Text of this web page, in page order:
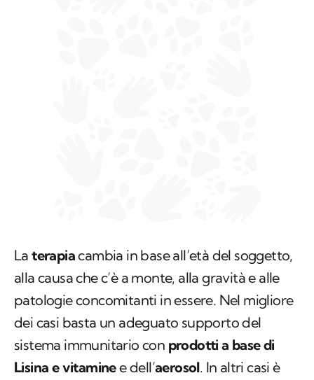
Laterapiacambia in base all’età del soggetto,
alla causa che c’è a monte, alla gravità e alle
patologie concomitanti in essere. Nel migliore
dei casi basta un adeguato supporto del
sistema immunitario con prodotti a base di
Lisina e vitaminee dell’aerosol. In altri casi è